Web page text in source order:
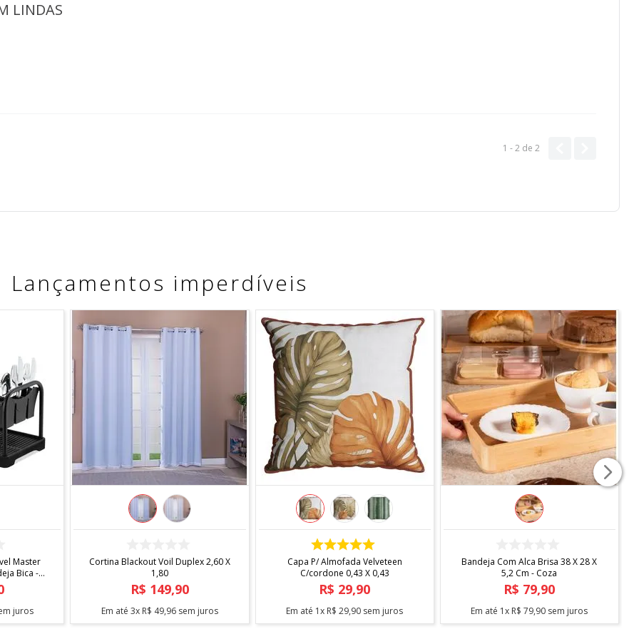
LINDAS
1 - 2 de 2
Lançamentos imperdíveis
Master
Bica -
juros
Cortina Blackout Voil Duplex 2,60 X
1,80
R$ 149,90
Em até 3x R$ 49,96sem juros
COMPRAR
Capa P/ Almofada Velveteen
C/cordone 0,43 X 0,43
R$ 29,90
Em até 1x R$ 29,90 sem juros
Bandeja Com Alca Brisa 38 X 28 X
5,2 Cm - Coza
R$ 79,90
Em até 1x R$ 79,90 sem juros